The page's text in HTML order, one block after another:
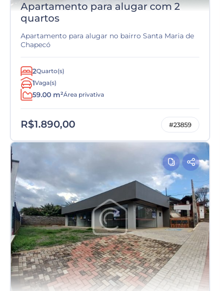
Apartamento para alugar com 2
quartos
Apartamento para alugar no bairro Santa Maria de
Chapecó
2Quarto(s)
1Vaga(s)
59.00 m²Área privativa
R$1.890,00 #23859